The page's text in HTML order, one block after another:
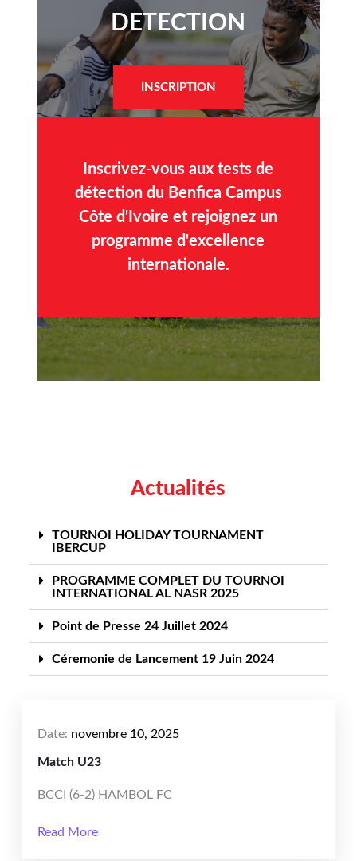
DETECTION​
INSCRIPTION
Inscrivez-vous aux tests de
détection du Benfica Campus
Côte d'Ivoire et rejoignez un
programme d'excellence
internationale.
Actualités
TOURNOI HOLIDAY TOURNAMENT
IBERCUP
PROGRAMME COMPLET DU TOURNOI
INTERNATIONAL AL NASR 2025
Point de Presse 24 Juillet 2024
Céremonie de Lancement 19 Juin 2024
Date: novembre 10, 2025
Match U23
BCCI (6-2) HAMBOL FC
Read More